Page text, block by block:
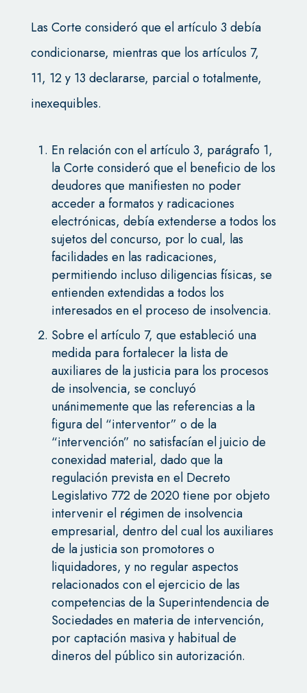
Las Corte consideró que el artículo 3 debía
condicionarse, mientras que los artículos 7,
11, 12 y 13 declararse, parcial o totalmente,
inexequibles.
En relación con el artículo 3, parágrafo 1,
la Corte consideró que el beneficio de los
deudores que manifiesten no poder
acceder a formatos y radicaciones
electrónicas, debía extenderse a todos los
sujetos del concurso, por lo cual, las
facilidades en las radicaciones,
permitiendo incluso diligencias físicas, se
entienden extendidas a todos los
interesados en el proceso de insolvencia.
Sobre el artículo 7, que estableció una
medida para fortalecer la lista de
auxiliares de la justicia para los procesos
de insolvencia, se concluyó
unánimemente que las referencias a la
figura del “interventor” o de la
“intervención” no satisfacían el juicio de
conexidad material, dado que la
regulación prevista en el Decreto
Legislativo 772 de 2020 tiene por objeto
intervenir el régimen de insolvencia
empresarial, dentro del cual los auxiliares
de la justicia son promotores o
liquidadores, y no regular aspectos
relacionados con el ejercicio de las
competencias de la Superintendencia de
Sociedades en materia de intervención,
por captación masiva y habitual de
dineros del público sin autorización.